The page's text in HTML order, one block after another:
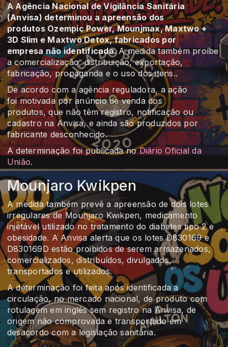
A Agência Nacional de Vigilância Sanitária
(Anvisa) determinou a apreensão dos
produtos Ozempic Power, Mounjmax, Maxtwo +
3D Slim e Maxtwo Detox, fabricados por
empresa não identificada.A medida também proíbe
a comercialização, distribuição, exportação,
fabricação, propaganda e o uso dos itens..
De acordo com a agência reguladora, a ação
foi motivada por anúncio de venda dos
produtos, que não têm registro, notificação ou
cadastro na Anvisa, e ainda são produzidos por
fabricante desconhecido.
A determinação foi publicada noDiário Oficial da
União.
Mounjaro Kwikpen
A medida também prevê a apreensão de dois lotes
irregulares de Mounjaro Kwikpen, medicamento
injetável utilizado no tratamento do diabetes tipo 2 e
obesidade. A Anvisa alerta que os lotes D830169 e
D830169D estão proibidos de serem armazenados,
comercializados, distribuídos, divulgados,
transportados e utilizados.
A determinação foi feita após identificada a
circulação, no mercado nacional, de produto com
rotulagem em inglês sem registro na Anvisa, de
origem não comprovada e transportado em
desacordo com a legislação sanitária.